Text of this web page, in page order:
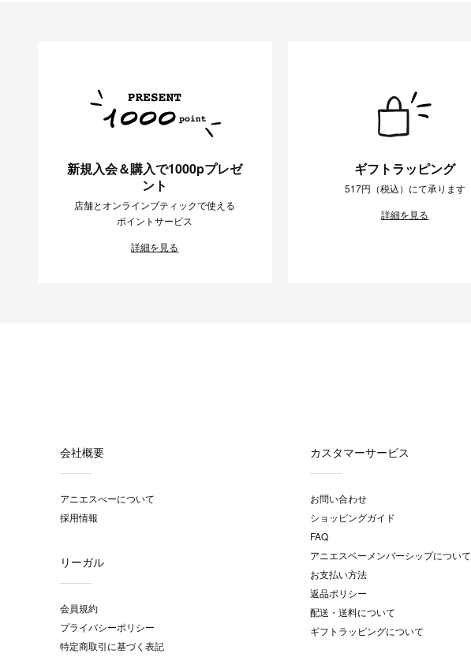
新規入会＆購入で1000pプレゼ
ント
店舗とオンラインブティックで使える
ポイントサービス
詳細を見る
ギフトラッピング
517円（税込）にて承ります
詳細を見る
会社概要
アニエスべーについて
採用情報
リーガル
会員規約
プライバシーポリシー
特定商取引に基づく表記
カスタマーサービス
お問い合わせ
ショッピングガイド
FAQ
アニエスベーメンバーシップについて
お支払い方法
返品ポリシー
配送・送料について
ギフトラッピングについて